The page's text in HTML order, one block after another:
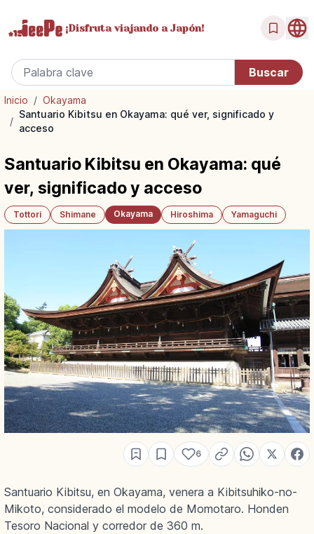
¡Disfrutaviajando a Japón!
Inicio / Okayama
/
Santuario Kibitsu en Okayama: qué ver, significado y
acceso
Santuario Kibitsu en Okayama: qué
ver, significado y acceso
Tottori Shimane Okayama Hiroshima Yamaguchi
6
Santuario Kibitsu, en Okayama, venera a Kibitsuhiko-no-
Mikoto, considerado el modelo de Momotaro. Honden
Tesoro Nacional y corredor de 360 m.